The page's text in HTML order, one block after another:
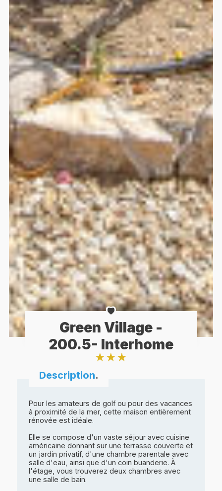
Green Village -
200.5- Interhome
★★★
Description.
Pour les amateurs de golf ou pour des vacances
à proximité de la mer, cette maison entièrement
rénovée est idéale.
Elle se compose d'un vaste séjour avec cuisine
américaine donnant sur une terrasse couverte et
un jardin privatif, d'une chambre parentale avec
salle d'eau, ainsi que d'un coin buanderie. À
l'étage, vous trouverez deux chambres avec
une salle de bain.